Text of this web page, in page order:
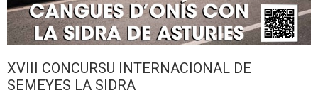
XVIII CONCURSU INTERNACIONAL DE
SEMEYES LA SIDRA